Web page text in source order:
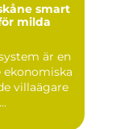
smart
milda
är en
villaägare